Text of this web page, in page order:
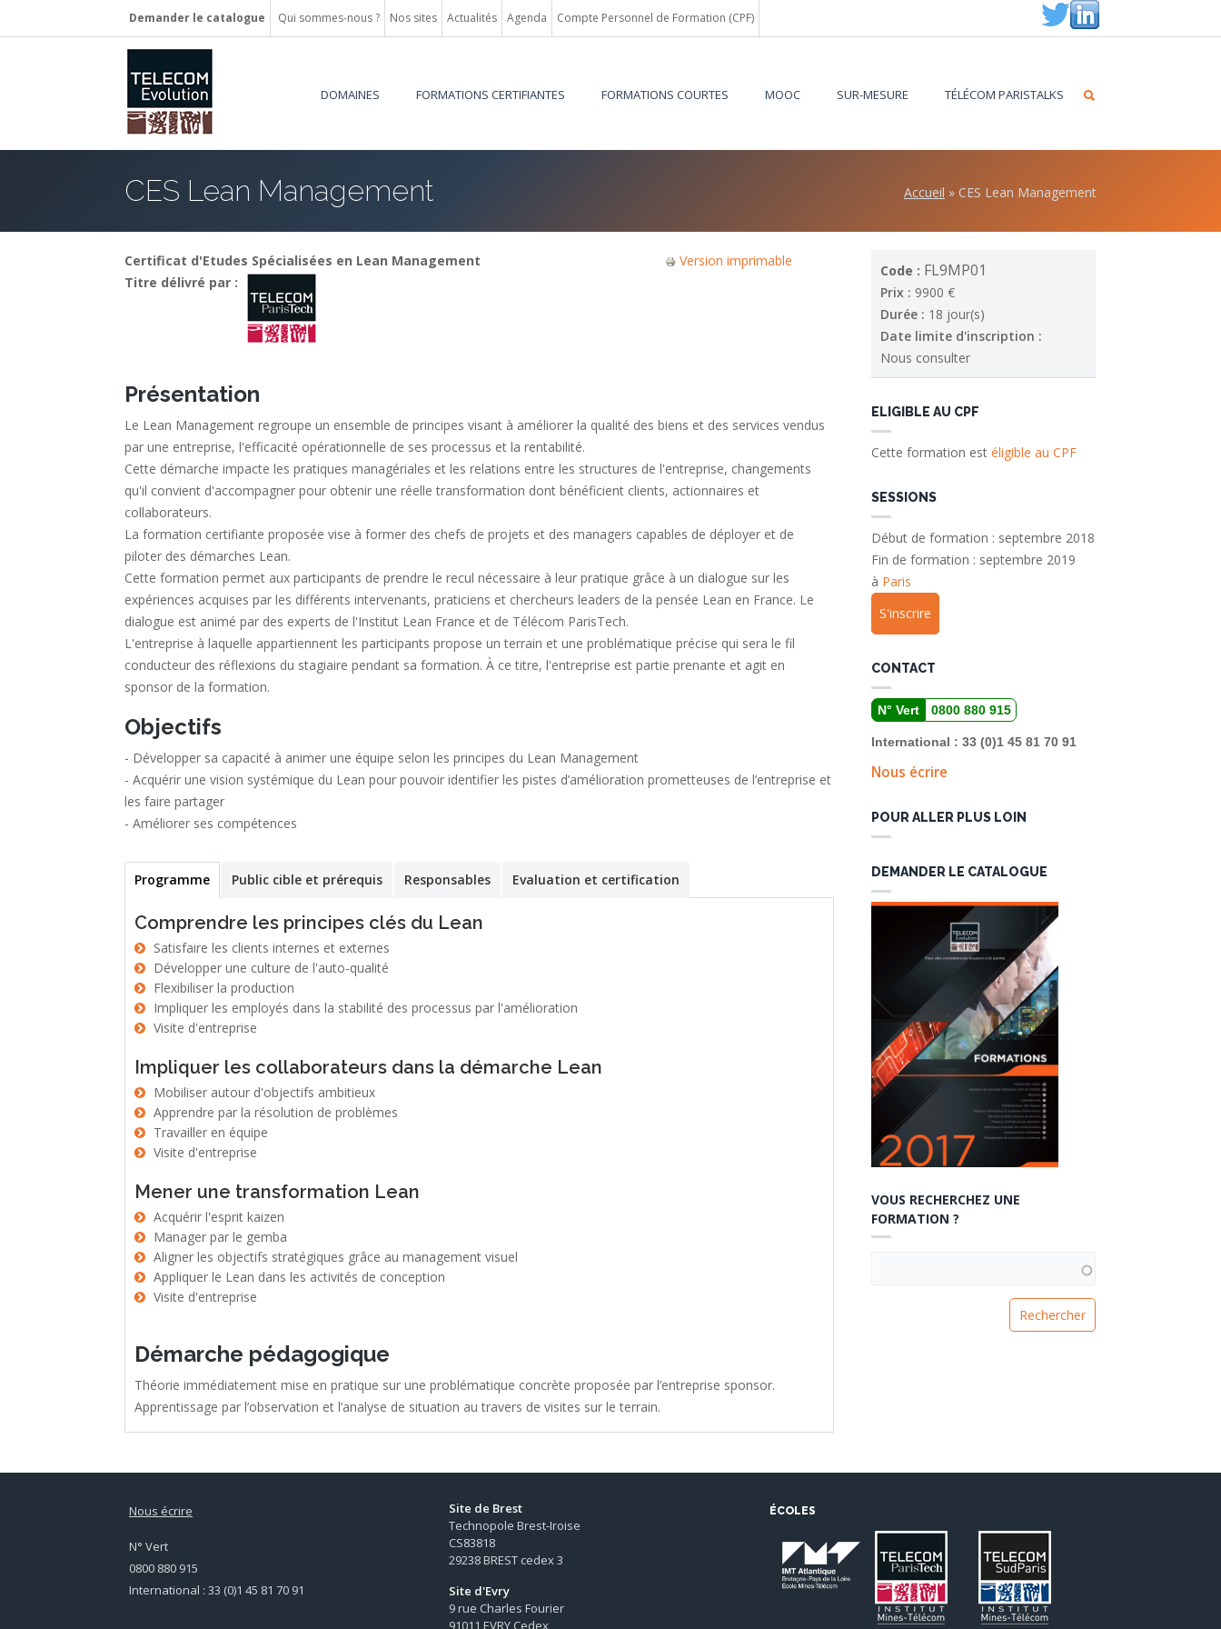
Demander le catalogue Qui sommes-nous ? Nos sites Actualités Agenda Compte Personnel de Formation (CPF)
DOMAINES FORMATIONS CERTIFIANTES FORMATIONS COURTES MOOC SUR-MESURE TÉLÉCOM PARISTALKS
CES Lean Management Accueil » CES Lean Management
Version imprimable
Certificat d'Etudes Spécialisées en Lean Management
Titre délivré par :
Présentation
Le Lean Management regroupe un ensemble de principes visant à améliorer la qualité des biens et des services vendus
par une entreprise, l'efficacité opérationnelle de ses processus et la rentabilité.
Cette démarche impacte les pratiques managériales et les relations entre les structures de l'entreprise, changements
qu'il convient d'accompagner pour obtenir une réelle transformation dont bénéficient clients, actionnaires et
collaborateurs.
La formation certifiante proposée vise à former des chefs de projets et des managers capables de déployer et de
piloter des démarches Lean.
Cette formation permet aux participants de prendre le recul nécessaire à leur pratique grâce à un dialogue sur les
expériences acquises par les différents intervenants, praticiens et chercheurs leaders de la pensée Lean en France. Le
dialogue est animé par des experts de l'Institut Lean France et de Télécom ParisTech.
L'entreprise à laquelle appartiennent les participants propose un terrain et une problématique précise qui sera le fil
conducteur des réflexions du stagiaire pendant sa formation. À ce titre, l'entreprise est partie prenante et agit en
sponsor de la formation.
Objectifs
- Développer sa capacité à animer une équipe selon les principes du Lean Management
- Acquérir une vision systémique du Lean pour pouvoir identifier les pistes d’amélioration prometteuses de l’entreprise et
les faire partager
- Améliorer ses compétences
Formation certifiante
Programme (active
tab)
Public cible et prérequis Responsables Evaluation et certification
Comprendre les principes clés du Lean
Satisfaire les clients internes et externes
Développer une culture de l'auto-qualité
Flexibiliser la production
Impliquer les employés dans la stabilité des processus par l'amélioration
Visite d'entreprise
Impliquer les collaborateurs dans la démarche Lean
Mobiliser autour d'objectifs ambitieux
Apprendre par la résolution de problèmes
Travailler en équipe
Visite d'entreprise
Mener une transformation Lean
Acquérir l'esprit kaizen
Manager par le gemba
Aligner les objectifs stratégiques grâce au management visuel
Appliquer le Lean dans les activités de conception
Visite d'entreprise
Démarche pédagogique
Théorie immédiatement mise en pratique sur une problématique concrète proposée par l’entreprise sponsor.
Apprentissage par l’observation et l’analyse de situation au travers de visites sur le terrain.
Code : FL9MP01
Prix : 9900 €
Durée : 18 jour(s)
Date limite d'inscription :
Nous consulter
ELIGIBLE AU CPF
Cette formation est éligible au CPF
SESSIONS
Début de formation : septembre 2018
Fin de formation : septembre 2019
à Paris
S'inscrire
CONTACT
N° Vert 0800 880 915
International : 33 (0)1 45 81 70 91
Nous écrire
POUR ALLER PLUS LOIN
DEMANDER LE CATALOGUE
VOUS RECHERCHEZ UNE
FORMATION ?
VOUS RECHERCHEZ UNE FORMATION ?
Nous écrire
N° Vert
0800 880 915
International : 33 (0)1 45 81 70 91
Site de Brest
Technopole Brest-Iroise
CS83818
29238 BREST cedex 3
Site d'Evry
9 rue Charles Fourier
91011 EVRY Cedex
ÉCOLES